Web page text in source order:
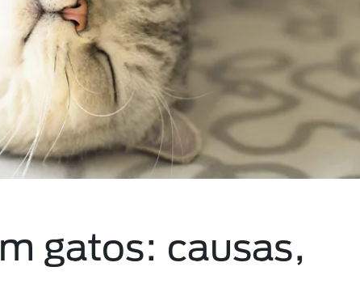
gatos: causas,